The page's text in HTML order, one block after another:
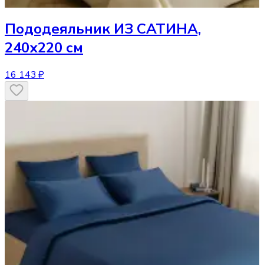
Пододеяльник ИЗ САТИНА,
240х220 см
16 143 ₽